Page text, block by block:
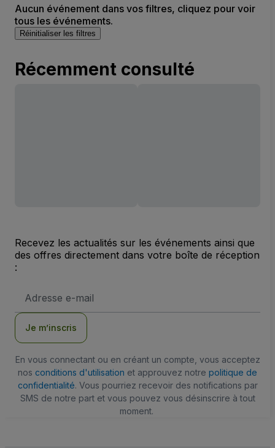
Aucun événement dans vos filtres, cliquez pour voir
tous les événements.
Réinitialiser les filtres
Récemment consulté
Recevez les actualités sur les événements ainsi que
des offres directement dans votre boîte de réception
:
e-
Je m’inscris
En vous connectant ou en créant un compte, vous acceptez
nos conditions d'utilisation et approuvez notre politique de
confidentialité. Vous pourriez recevoir des notifications par
SMS de notre part et vous pouvez vous désinscrire à tout
moment.